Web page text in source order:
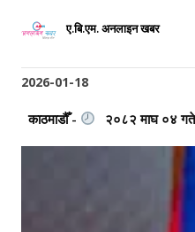
ए.बि.एम. अनलाइन खबर
2026-01-18
काठमाडौँ - २०८२ माघ ०४ गते